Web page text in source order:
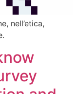
nell’etica,